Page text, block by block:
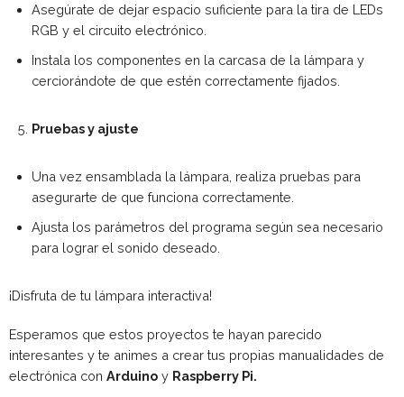
Asegúrate de dejar espacio suficiente para la tira de LEDs
RGB y el circuito electrónico.
Instala los componentes en la carcasa de la lámpara y
cerciorándote de que estén correctamente fijados.
Pruebas y ajuste
Una vez ensamblada la lámpara, realiza pruebas para
asegurarte de que funciona correctamente.
Ajusta los parámetros del programa según sea necesario
para lograr el sonido deseado.
¡Disfruta de tu lámpara interactiva!
Esperamos que estos proyectos te hayan parecido
interesantes y te animes a crear tus propias manualidades de
electrónica con Arduino y Raspberry Pi.